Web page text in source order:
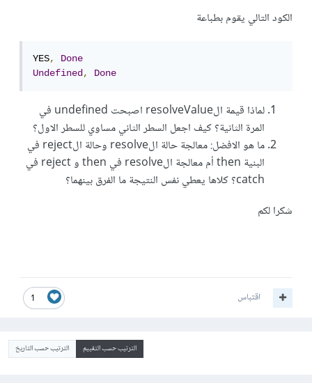
الكود التالي يقوم بطباعة
YES,
Done
Undefined, Done
لماذا قيمة الresolveValue اصبحت undefined في
المرة الثانية؟ كيف اجعل السطر الثاني مساوي للسطر الاول؟
ما هو الافضل: معالجة حالة الresolve وحالة الreject في
البنية then أم معالجة الresolve في then و reject في
catch؟ كلاها يعطي نفس النتيجة ما الفرق بينهما؟
شكرا لكم
1 اقتباس
الترتيب حسب التقييم الترتيب حسب التاريخ